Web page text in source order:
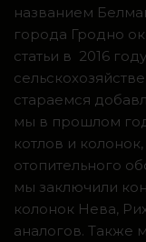
названием
города Гродно
статьи в 2016
стараемся
мы в прошлом
котлов и
отопительного
мы заключили
колонок Нева,
аналогов. Также